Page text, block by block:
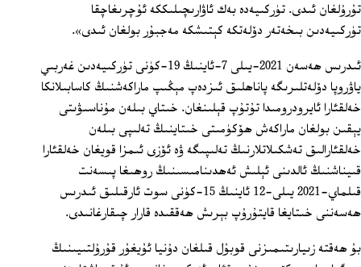
تۇرۇلغان ئىدى. تۈركىيەدە بەك ئاۋارىچىلىككە ئۇچرىغاچقا
تۈركىيەدىن بىخەتەر دۆلەتكە كېتىشكە مەجبۇر بولغان ئىدى».
ئىدرىس ھەسەن 2021-يىلى 7-ئاينىڭ 19-كۈنى تۈركىيەدىن غەربىي
ياۋروپا دۆلەتلىرىگە پاناھلىق ئىزدەپ مېڭىپ ماراكەشنىڭ كاسابىلانكا
خەلقئارا ئايرودرومىدا تۇتۇپ قېلىنغان. خىتاي بىلەن مۇناسىۋىتى
يېقىن بولغان ماراكەش ھۆكۈمىتى خىتاينىڭ تەلىپى بىلەن
خەلقئارالىق تەشكىلاتلارنىڭ تەلىپىگە ۋە ئۆزى ئىمزا قويغان خەلقئارا
قىيناشنىڭ ئالدىنى ئېلىش ئەھدىنامىسىنىڭ روھىغا پىسەنت
قىلماي-2021 يىلى-12 ئاينىڭ 15-كۈنى سوت ئارقىلىق ئىدرىس
ھەسەننى خىتايغا قايتۇرۇپ بېرىش ھەققىدە قارار چىقارغانىدى.
بۇ ھەقتە زىيارىتىمىزنى قوبۇل قىلغان دۇنيا ئۇيغۇر قۇرۇلتىيىنىڭ